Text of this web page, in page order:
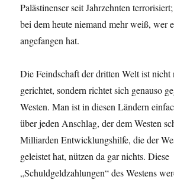
Palästinenser seit Jahrzehnten
bei dem heute niemand mehr weiß, wer
angefangen hat.
Die Feindschaft der dritten Welt ist nicht
gerichtet, sondern richtet sich genauso
Westen. Man ist in diesen Ländern
über jeden Anschlag, der dem Westen
Milliarden Entwicklungshilfe, die der
geleistet hat, nützen da gar nichts. Diese
„Schuldgeldzahlungen“ des Westens